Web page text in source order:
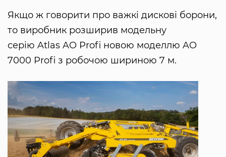
Якщо ж говорити про важкі дискові борони,
то виробник розширив модельну
серію Atlas AO Profi новою моделлю AO
7000 Profi з робочою шириною 7 м.